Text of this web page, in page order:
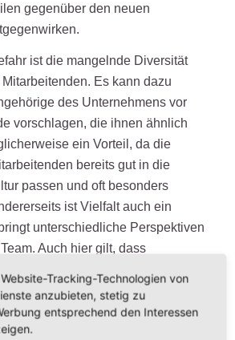
gegenüber den neuen
ist die mangelnde Diversität
Es kann dazu
des Unternehmens vor
vorschlagen, die ihnen ähnlich
ein Vorteil, da die
bereits gut in die
passen und oft besonders
ist Vielfalt auch ein
unterschiedliche Perspektiven
Auch hier gilt, dass
Tracking-Technologien von
anzubieten, stetig zu
entsprechend den Interessen